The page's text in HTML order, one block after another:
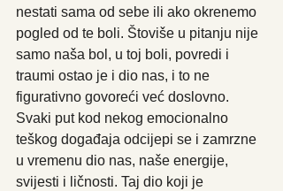
nestati sama od sebe ili ako okrenemo
pogled od te boli. Štoviše u pitanju nije
samo naša bol, u toj boli, povredi i
traumi ostao je i dio nas, i to ne
figurativno govoreći već doslovno.
Svaki put kod nekog emocionalno
teškog događaja odcijepi se i zamrzne
u vremenu dio nas, naše energije,
svijesti i ličnosti. Taj dio koji je